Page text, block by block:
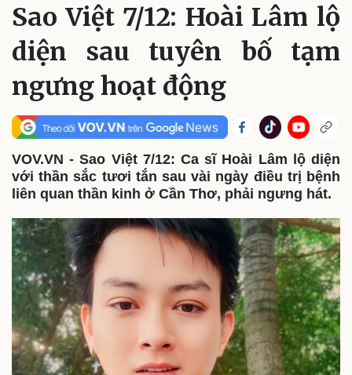
Đảng
Tổ chức nhân sự
Quốc hội
Nhận diện sự thật
Tin 24h
Dự báo thời tiết
Giáo dục
Dấu ấn VOV
Việc làm
Biển đảo
Sao Việt 7/12: Hoài Lâm lộ
diện sau tuyên bố tạm
ngưng hoạt động
VOV.VN - Sao Việt 7/12: Ca sĩ Hoài Lâm lộ diện
với thần sắc tươi tắn sau vài ngày điều trị bệnh
liên quan thần kinh ở Cần Thơ, phải ngưng hát.